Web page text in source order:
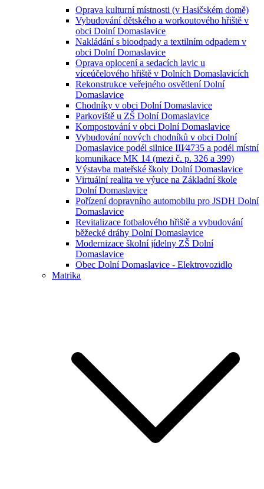
Oprava kulturní místnosti (v Hasičském domě)
Vybudování dětského a workoutového hřiště v
obci Dolní Domaslavice
Nakládání s bioodpady a textilním odpadem v
obci Dolní Domaslavice
Oprava oplocení a sedacích lavic u
víceúčelového hřiště v Dolních Domaslavicích
Rekonstrukce veřejného osvětlení Dolní
Domaslavice
Chodníky v obci Dolní Domaslavice
Parkoviště u ZŠ Dolní Domaslavice
Kompostování v obci Dolní Domaslavice
Vybudování nových chodníků v obci Dolní
Domaslavice podél silnice III⁄4735 a podél místní
komunikace MK 14 (mezi č. p. 326 a 399)
Výstavba mateřské školy Dolní Domaslavice
Virtuální realita ve výuce na Základní škole
Dolní Domaslavice
Pořízení dopravního automobilu pro JSDH Dolní
Domaslavice
Revitalizace fotbalového hřiště a vybudování
běžecké dráhy Dolní Domaslavice
Modernizace školní jídelny ZŠ Dolní
Domaslavice
Obec Dolní Domaslavice - Elektrovozidlo
Matrika